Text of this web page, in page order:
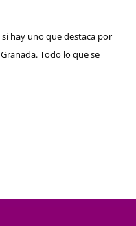
hay uno que destaca por
Todo lo que se